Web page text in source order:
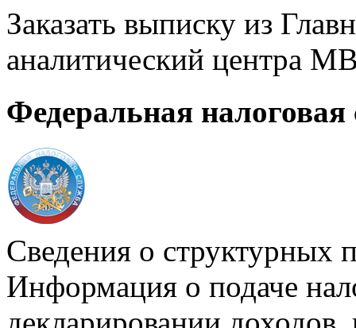
Заказать выписку из
аналитический центра
Федеральная налоговая
Сведения о структурных
Информация о подаче